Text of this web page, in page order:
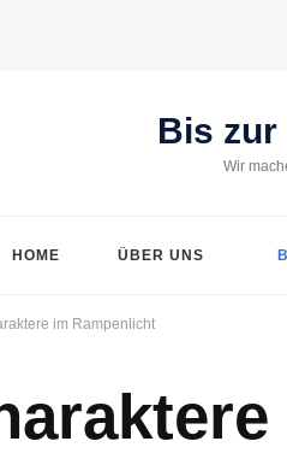
Bis
Wir
HOME ÜBER UNS
im Rampenlicht